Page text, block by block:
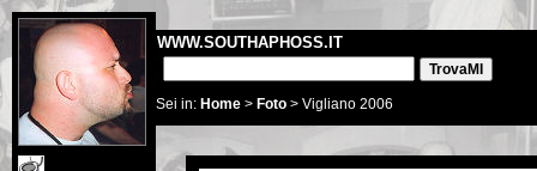
WWW.SOUTHAPHOSS.IT
Sei in: Home > Foto > Vigliano 2006